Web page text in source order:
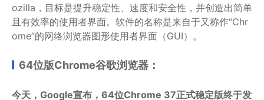
ozilla，目标是提升稳定性、速度和安全性，并创造出简单
且有效率的使用者界面。软件的名称是来自于又称作“Chr
ome”的网络浏览器图形使用者界面（GUI）。
64位版Chrome谷歌浏览器：
今天，Google宣布，64位Chrome 37正式稳定版终于发